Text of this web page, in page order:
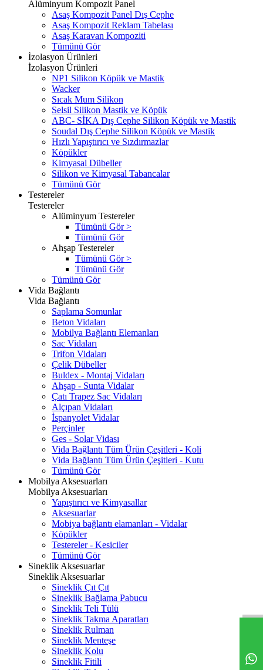
Alüminyum Kompozit Panel
Asaş Kompozit Panel Dış Cephe
Asaş Kompozit Reklam Tabelası
Asaş Karavan Kompoziti
Tümünü Gör
İzolasyon Ürünleri
İzolasyon Ürünleri
NP1 Silikon Köpük ve Mastik
Wacker
Sıcak Mum Silikon
Selsil Silikon Mastik ve Köpük
ABC- SİKA Dış Cephe Silikon Köpük ve Mastik
Soudal Dış Cephe Silikon Köpük ve Mastik
Hızlı Yapıştırıcı ve Sızdırmazlar
Köpükler
Kimyasal Dübeller
Silikon ve Kimyasal Tabancalar
Tümünü Gör
Testereler
Testereler
Alüminyum Testereler
Tümünü Gör >
Tümünü Gör
Ahşap Testereler
Tümünü Gör >
Tümünü Gör
Tümünü Gör
Vida Bağlantı
Vida Bağlantı
Saplama Somunlar
Beton Vidaları
Mobilya Bağlantı Elemanları
Sac Vidaları
Trifon Vidaları
Çelik Dübeller
Buldex - Montaj Vidaları
Ahşap - Sunta Vidalar
Çatı Trapez Sac Vidaları
Alçıpan Vidaları
İspanyolet Vidalar
Perçinler
Ges - Solar Vidası
Vida Bağlantı Tüm Ürün Çeşitleri - Koli
Vida Bağlantı Tüm Ürün Çeşitleri - Kutu
Tümünü Gör
Mobilya Aksesuarları
Mobilya Aksesuarları
Yapıştırıcı ve Kimyasallar
Aksesuarlar
Mobiya bağlantı elamanları - Vidalar
Köpükler
Testereler - Kesiciler
Tümünü Gör
Sineklik Aksesuarlar
Sineklik Aksesuarlar
Sineklik Çıt Çıt
Sineklik Bağlama Pabucu
Sineklik Teli Tülü
Sineklik Takma Aparatları
Sineklik Rulman
Sineklik Menteşe
Sineklik Kolu
Sineklik Fitili